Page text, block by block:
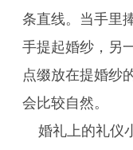
条直线。当手里
手提起婚纱，另
点缀放在提婚纱
会比较自然。
婚礼上的礼仪